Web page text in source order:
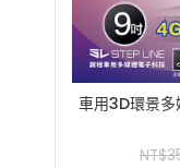
車用3D環景
NT$